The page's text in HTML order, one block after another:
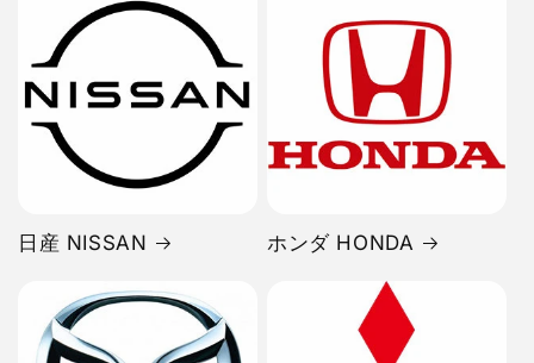
日産 NISSAN ホンダ HONDA